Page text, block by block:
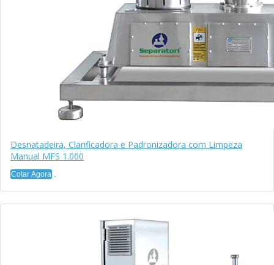
Desnatadeira, Clarificadora e Padronizadora com Limpeza
Manual MFS 1.000
Cotar Agora